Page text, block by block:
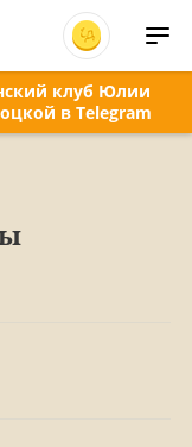
клуб Юлии
в Telegram